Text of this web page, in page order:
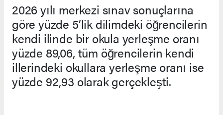
2026 yılı merkezi sınav sonuçlarına
göre yüzde 5’lik dilimdeki öğrencilerin
kendi ilinde bir okula yerleşme oranı
yüzde 89,06, tüm öğrencilerin kendi
illerindeki okullara yerleşme oranı ise
yüzde 92,93 olarak gerçekleşti.